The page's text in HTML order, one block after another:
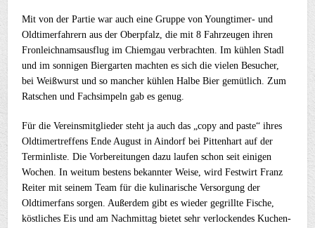
Mit von der Partie war auch eine Gruppe von Youngtimer- und
Oldtimerfahrern aus der Oberpfalz, die mit 8 Fahrzeugen ihren
Fronleichnamsausflug im Chiemgau verbrachten. Im kühlen Stadl
und im sonnigen Biergarten machten es sich die vielen Besucher,
bei Weißwurst und so mancher kühlen Halbe Bier gemütlich. Zum
Ratschen und Fachsimpeln gab es genug.
Für die Vereinsmitglieder steht ja auch das „copy and paste“ ihres
Oldtimertreffens Ende August in Aindorf bei Pittenhart auf der
Terminliste. Die Vorbereitungen dazu laufen schon seit einigen
Wochen. In weitum bestens bekannter Weise, wird Festwirt Franz
Reiter mit seinem Team für die kulinarische Versorgung der
Oldtimerfans sorgen. Außerdem gibt es wieder gegrillte Fische,
köstliches Eis und am Nachmittag bietet sehr verlockendes Kuchen-